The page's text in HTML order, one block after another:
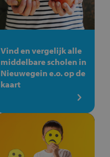
Vind en vergelijk alle
middelbare scholen in
Nieuwegein e.o. op de
kaart